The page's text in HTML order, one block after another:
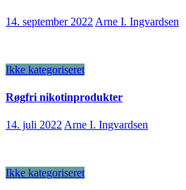
14. september 2022 Arne I. Ingvardsen
Ikke kategoriseret
Røgfri nikotinprodukter
14. juli 2022Arne I. Ingvardsen
Ikke kategoriseret